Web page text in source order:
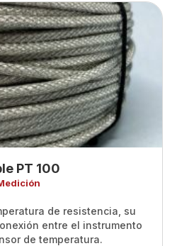
PT 100
de resistencia, su
entre el instrumento
de temperatura.